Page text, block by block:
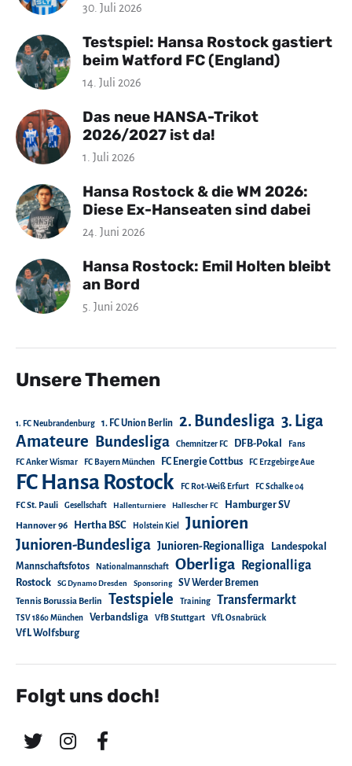
30. Juli 2026
Testspiel: Hansa Rostock gastiert
beim Watford FC (England)
14. Juli 2026
Das neue HANSA-Trikot
2026/2027 ist da!
1. Juli 2026
Hansa Rostock & die WM 2026:
Diese Ex-Hanseaten sind dabei
24. Juni 2026
Hansa Rostock: Emil Holten bleibt
an Bord
5. Juni 2026
Unsere Themen
1. FC Neubrandenburg 1. FC Union Berlin 2. Bundesliga 3. Liga
Amateure Bundesliga Chemnitzer FC DFB-Pokal Fans
FC Anker Wismar FC Bayern München FC Energie Cottbus FC Erzgebirge Aue
FC Hansa Rostock FC Rot-Weiß Erfurt FC Schalke 04
FC St. Pauli Gesellschaft Hallenturniere Hallescher FC Hamburger SV
Hannover 96 Hertha BSC Holstein Kiel Junioren
Junioren-Bundesliga Junioren-Regionalliga
Landespokal
Mannschaftsfotos
Nationalmannschaft Oberliga Regionalliga
Rostock SG Dynamo Dresden Sponsoring SV Werder Bremen
Tennis Borussia Berlin Testspiele Training Transfermarkt
TSV 1860 München Verbandsliga VfB Stuttgart VfL Osnabrück
VfL Wolfsburg
Folgt uns doch!